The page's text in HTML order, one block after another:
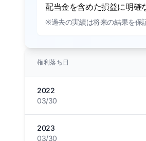
配当金を含めた損益に明確
※過去の実績は将来の結果を保
権利落ち日
2022
03/30
2023
03/30